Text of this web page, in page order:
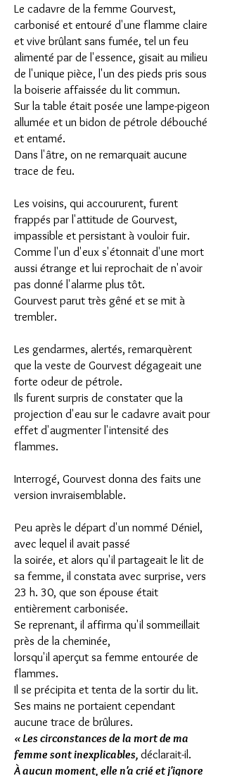
Le cadavre de la femme Gourvest,
carbonisé et entouré d'une flamme claire
et vive brûlant sans fumée, tel un feu
alimenté par de l'essence, gisait au milieu
de l'unique pièce, l'un des pieds pris sous
la boiserie affaissée du lit commun.
Sur la table était posée une lampe-pigeon
allumée et un bidon de pétrole débouché
et entamé.
Dans l'âtre, on ne remarquait aucune
trace de feu.
Les voisins, qui accoururent, furent
frappés par l'attitude de Gourvest,
impassible et persistant à vouloir fuir.
Comme l'un d'eux s'étonnait d'une mort
aussi étrange et lui reprochait de n'avoir
pas donné l'alarme plus tôt.
Gourvest parut très gêné et se mit à
trembler.
Les gendarmes, alertés, remarquèrent
que la veste de Gourvest dégageait une
forte odeur de pétrole.
Ils furent surpris de constater que la
projection d'eau sur le cadavre avait pour
effet d'augmenter l'intensité des
flammes.
Interrogé, Gourvest donna des faits une
version invraisemblable.
Peu après le départ d'un nommé Déniel,
avec lequel il avait passé
la soirée, et alors qu'il partageait le lit de
sa femme, il constata avec surprise, vers
23 h. 30, que son épouse était
entièrement carbonisée.
Se reprenant, il affirma qu'il sommeillait
près de la cheminée,
lorsqu'il aperçut sa femme entourée de
flammes.
Il se précipita et tenta de la sortir du lit.
Ses mains ne portaient cependant
aucune trace de brûlures.
« Les circonstances de la mort de ma
femme sont inexplicables, déclarait-il.
À aucun moment, elle n'a crié et j'ignore